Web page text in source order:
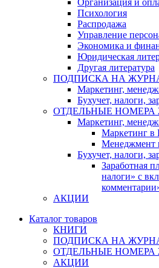
Организация и
Психология
Распродажа
Управление
Экономика и
Юридическая
Другая литература
ПОДПИСКА НА
Маркетинг,
Бухучет, налоги,
ОТДЕЛЬНЫЕ
Маркетинг,
Маркетинг в
Менеджмент
Бухучет, налоги,
Заработная
налоги» с
АКЦИИ
Каталог товаров
КНИГИ
ПОДПИСКА НА
ОТДЕЛЬНЫЕ
АКЦИИ